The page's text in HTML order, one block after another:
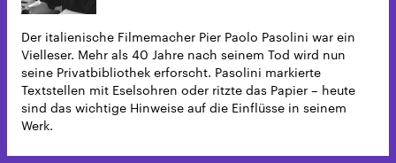
Der italienische Filmemacher Pier Paolo Pasolini war ein
Vielleser. Mehr als 40 Jahre nach seinem Tod wird nun
seine Privatbibliothek erforscht. Pasolini markierte
Textstellen mit Eselsohren oder ritzte das Papier – heute
sind das wichtige Hinweise auf die Einflüsse in seinem
Werk.